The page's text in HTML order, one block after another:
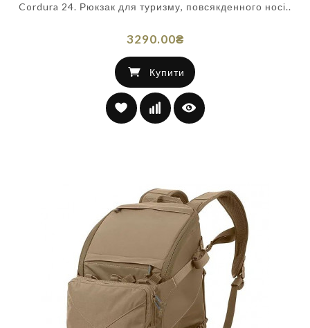
Cordura 24. Рюкзак для туризму, повсякденного носі..
3290.00₴
Купити